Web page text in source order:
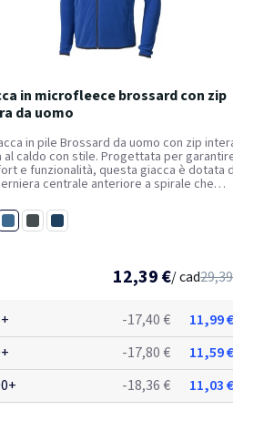
in microfleece brossard con zip
da uomo
in pile Brossard da uomo con zip intera -
al caldo con stile. Progettata per garantire
e funzionalità, questa giacca è dotata di
centrale anteriore a spirale che
sono dotate di cerniere per garantire una...
Blu Antracite
Navy
12,39 €/ cad29,39 €
-17,40 €
11,99 €
-17,80 €
11,59 €
-18,36 € 11,03 €